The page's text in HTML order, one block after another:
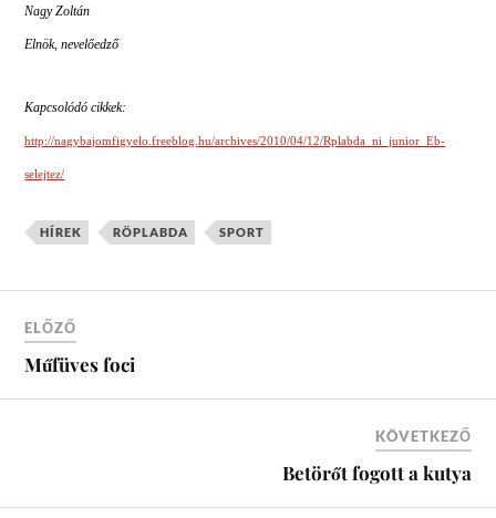
Nagy Zoltán
Elnök, nevelőedző
Kapcsolódó cikkek:
http://nagybajomfigyelo.freeblog.hu/archives/2010/04/12/Rplabda_ni_junior_Eb-
selejtez/
HÍREK RÖPLABDA SPORT
ELŐZŐ
Műfüves foci
KÖVETKEZŐ
Betörőt fogott a kutya